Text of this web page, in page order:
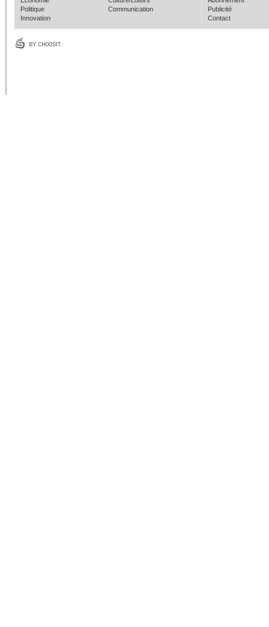
Politique
Innovation
Communication
Publicité
Contact